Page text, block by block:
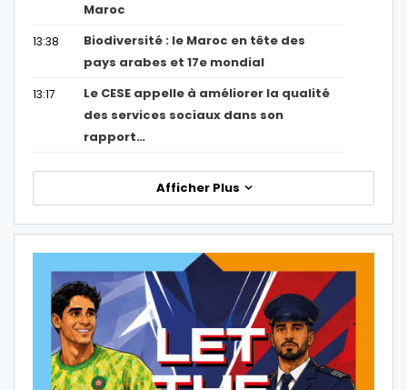
Maroc
13:38
Biodiversité : le Maroc en tête des
pays arabes et 17e mondial
13:17
Le CESE appelle à améliorer la qualité
des services sociaux dans son
rapport…
Afficher Plus